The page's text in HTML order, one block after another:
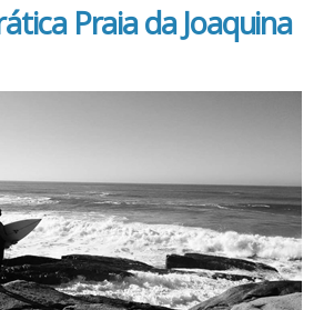
Praia da Joaquina